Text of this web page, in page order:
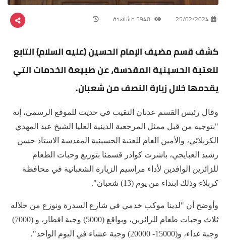
25/02/2024
كشف قسم مضيف الإمام الحسين (عليه السلام) التابع
للعتبة الحسينية المقدسة، عن طبيعة الخدمات التي
يقدمها خلال زيارة النصف من شعبان.
وقال رئيس القسم عدنان النقيب في حديث للموقع الرسمي، إنه
"بتوجيه من قبل ممثل المرجعية الدينية العليا الشيخ عبد المهدي
الكربلائي، والأمين العام للعتبة الحسينية المقدسة الاستاذ حسن
رشيد العبايجي، باشرت كوادر قسمنا بتوزيع وجبات الطعام
للزائرين الوافدين لأداء مراسيم الزيارة الشعبانية في محافظة
كربلاء وذلك ابتداء من يوم (13) شعبان".
وأوضح أن "لدينا موكب خدمي في شارع السدرة ونوزع من خلاله
ثلاث وجبات طعام للزائرين، وبواقع (5000) وجبة افطار، و (7000)
وجبة غداء، و(15000- 20000) وجبة عشاء في اليوم الواحد".